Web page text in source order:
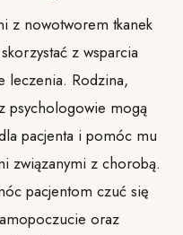
z nowotworem tkanek
z wsparcia
leczenia. Rodzina,
psychologowie mogą
pacjenta i pomóc mu
związanymi z chorobą.
pacjentom czuć się
oraz